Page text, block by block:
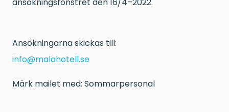
ansökningsfönstret den 16/4–2022.
Ansökningarna skickas till:
info@malahotell.se
Märk mailet med: Sommarpersonal